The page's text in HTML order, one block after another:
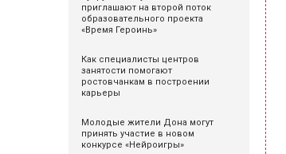
приглашают на второй поток
образовательного проекта
«Время Героинь»
Как специалисты центров
занятости помогают
ростовчанкам в построении
карьеры
Молодые жители Дона могут
принять участие в новом
конкурсе «Нейроигры»